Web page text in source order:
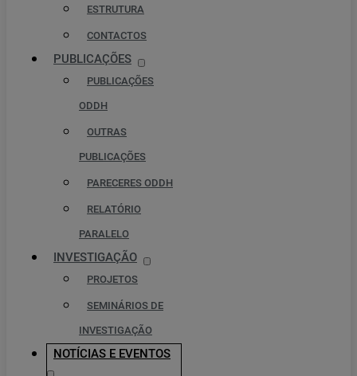
ESTRUTURA
CONTACTOS
PUBLICAÇÕES
PUBLICAÇÕES
ODDH
OUTRAS
PUBLICAÇÕES
PARECERES ODDH
RELATÓRIO
PARALELO
INVESTIGAÇÃO
PROJETOS
SEMINÁRIOS DE
INVESTIGAÇÃO
NOTÍCIAS E EVENTOS